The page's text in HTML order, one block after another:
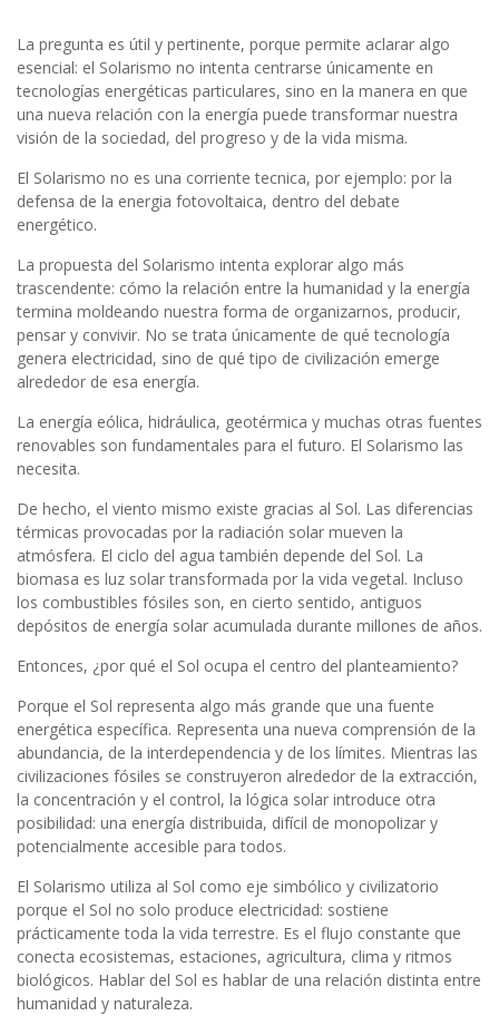
La pregunta es útil y pertinente, porque permite aclarar algo
esencial: el Solarismo no intenta centrarse únicamente en
tecnologías energéticas particulares, sino en la manera en que
una nueva relación con la energía puede transformar nuestra
visión de la sociedad, del progreso y de la vida misma.
El Solarismo no es una corriente tecnica, por ejemplo: por la
defensa de la energia fotovoltaica, dentro del debate
energético.
La propuesta del Solarismo intenta explorar algo más
trascendente: cómo la relación entre la humanidad y la energía
termina moldeando nuestra forma de organizarnos, producir,
pensar y convivir. No se trata únicamente de qué tecnología
genera electricidad, sino de qué tipo de civilización emerge
alrededor de esa energía.
La energía eólica, hidráulica, geotérmica y muchas otras fuentes
renovables son fundamentales para el futuro. El Solarismo las
necesita.
De hecho, el viento mismo existe gracias al Sol. Las diferencias
térmicas provocadas por la radiación solar mueven la
atmósfera. El ciclo del agua también depende del Sol. La
biomasa es luz solar transformada por la vida vegetal. Incluso
los combustibles fósiles son, en cierto sentido, antiguos
depósitos de energía solar acumulada durante millones de años.
Entonces, ¿por qué el Sol ocupa el centro del planteamiento?
Porque el Sol representa algo más grande que una fuente
energética específica. Representa una nueva comprensión de la
abundancia, de la interdependencia y de los límites. Mientras las
civilizaciones fósiles se construyeron alrededor de la extracción,
la concentración y el control, la lógica solar introduce otra
posibilidad: una energía distribuida, difícil de monopolizar y
potencialmente accesible para todos.
El Solarismo utiliza al Sol como eje simbólico y civilizatorio
porque el Sol no solo produce electricidad: sostiene
prácticamente toda la vida terrestre. Es el flujo constante que
conecta ecosistemas, estaciones, agricultura, clima y ritmos
biológicos. Hablar del Sol es hablar de una relación distinta entre
humanidad y naturaleza.